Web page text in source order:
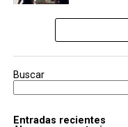
Buscar
Entradas recientes